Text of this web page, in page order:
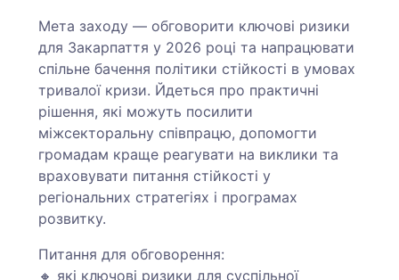
Мета заходу — обговорити ключові ризики
для Закарпаття у 2026 році та напрацювати
спільне бачення політики стійкості в умовах
тривалої кризи. Йдеться про практичні
рішення, які можуть посилити
міжсекторальну співпрацю, допомогти
громадам краще реагувати на виклики та
враховувати питання стійкості у
регіональних стратегіях і програмах
розвитку.
Питання для обговорення:
🔸 які ключові ризики для суспільної